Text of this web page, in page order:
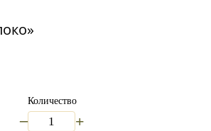
Количество
+